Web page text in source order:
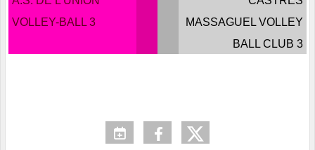
VOLLEY-BALL 3
MASSAGUEL VOLLEY
BALL CLUB 3